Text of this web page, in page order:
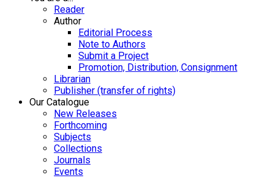
Reader
Author
Editorial Process
Note to Authors
Submit a Project
Promotion, Distribution, Consignment
Librarian
Publisher (transfer of rights)
Our Catalogue
New Releases
Forthcoming
Subjects
Collections
Journals
Events